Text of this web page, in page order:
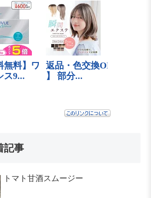
記事
トマト甘酒スムージー